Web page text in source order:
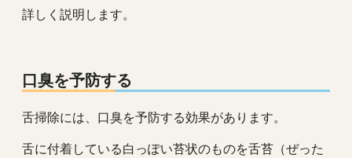
詳しく説明します。
口臭を予防する
舌掃除には、口臭を予防する効果があります。
舌に付着している白っぽい苔状のものを舌苔（ぜった